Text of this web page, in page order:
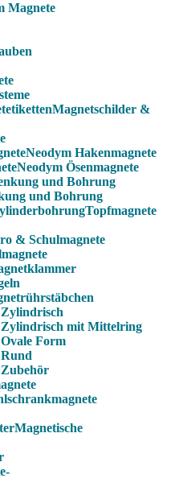
Magnete
Magnetschilder &
Neodym Hakenmagnete
Neodym Ösenmagnete
und Bohrung
Topfmagnete
& Schulmagnete
mit Mittelring
Form
Magnetische